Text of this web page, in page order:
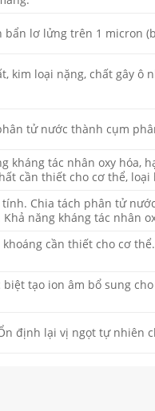
bẩn lơ lửng trên 1 micron
kim loại nặng, chất gây
tử nước thành cụm
kháng tác nhân oxy hóa,
cần thiết cho cơ thể, loại
tính. Chia tách phân tử
năng kháng tác nhân
khoáng cần thiết cho cơ
biệt tạo ion âm bổ sung
định lại vị ngọt tự nhiên